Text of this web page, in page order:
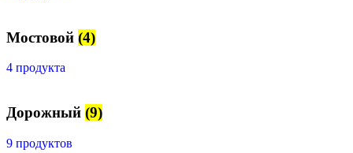
Мостовой (4)
4 продукта
Дорожный (9)
9 продуктов